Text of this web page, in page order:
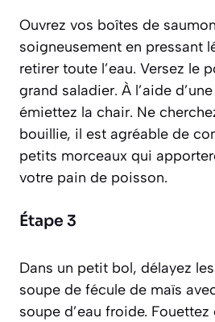
Ouvrez vos boîtes de
soigneusement en pressant
retirer toute l’eau. Versez le
grand saladier. À l’aide
émiettez la chair. Ne
bouillie, il est agréable de
petits morceaux qui
votre pain de poisson.
Étape 3
Dans un petit bol, délayez
soupe de fécule de maïs
soupe d’eau froide.